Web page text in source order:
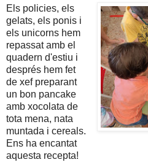
Els policies, els
gelats, els ponis i
els unicorns hem
repassat amb el
quadern d'estiu i
després hem fet
de xef preparant
un bon pancake
amb xocolata de
tota mena, nata
muntada i cereals.
Ens ha encantat
aquesta recepta!